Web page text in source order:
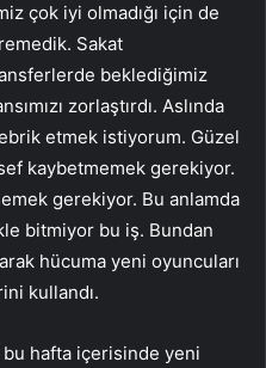
çok iyi olmadığı için de
Sakat
beklediğimiz
zorlaştırdı. Aslında
etmek istiyorum. Güzel
kaybetmemek gerekiyor.
gerekiyor. Bu anlamda
bitmiyor bu iş. Bundan
hücuma yeni oyuncuları
kullandı.
hafta içerisinde yeni